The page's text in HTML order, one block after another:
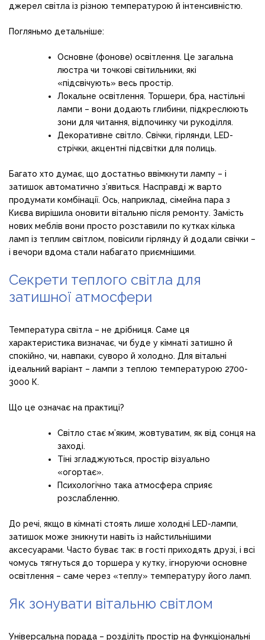
джерел світла із різною температурою й інтенсивністю.
Погляньмо детальніше:
Основне (фонове) освітлення. Це загальна
люстра чи точкові світильники, які
«підсвічують» весь простір.
Локальне освітлення. Торшери, бра, настільні
лампи – вони додають глибини, підкреслюють
зони для читання, відпочинку чи рукоділля.
Декоративне світло. Свічки, гірлянди, LED-
стрічки, акцентні підсвітки для полиць.
Багато хто думає, що достатньо ввімкнути лампу – і
затишок автоматично з’явиться. Насправді ж варто
продумати комбінації. Ось, наприклад, сімейна пара з
Києва вирішила оновити вітальню після ремонту. Замість
нових меблів вони просто розставили по кутках кілька
ламп із теплим світлом, повісили гірлянду й додали свічки –
і вечори вдома стали набагато приємнішими.
Секрети теплого світла для
затишної атмосфери
Температура світла – не дрібниця. Саме ця
характеристика визначає, чи буде у кімнаті затишно й
спокійно, чи, навпаки, суворо й холодно. Для вітальні
ідеальний варіант – лампи з теплою температурою 2700-
3000 К.
Що це означає на практиці?
Світло стає м’яким, жовтуватим, як від сонця на
заході.
Тіні згладжуються, простір візуально
«огортає».
Психологічно така атмосфера сприяє
розслабленню.
До речі, якщо в кімнаті стоять лише холодні LED-лампи,
затишок може зникнути навіть із найстильнішими
аксесуарами. Часто буває так: в гості приходять друзі, і всі
чомусь тягнуться до торшера у кутку, ігноруючи основне
освітлення – саме через «теплу» температуру його ламп.
Як зонувати вітальню світлом
Універсальна порада – розділіть простір на функціональні